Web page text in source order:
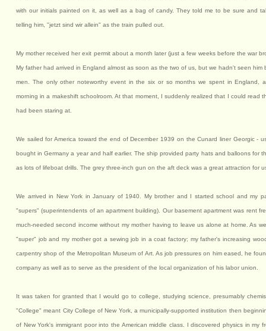
with our initials painted on it, as well as a bag of candy. They told me to be sure and
telling him, "jetzt sind wir allein" as the train pulled out.
My mother received her exit permit about a month later (just a few weeks before the war
My father had arrived in England almost as soon as the two of us, but we hadn't seen
men. The only other noteworthy event in the six or so months we spent in England,
morning in a makeshift schoolroom. At that moment, I suddenly realized that I could read
had been staring at.
We sailed for America toward the end of December 1939 on the Cunard liner Georgic -
bought in Germany a year and half earlier. The ship provided party hats and balloons for
as lots of lifeboat drills. The grey three-inch gun on the aft deck was a great attraction for
We arrived in New York in January of 1940. My brother and I started school and my
"supers" (superintendents of an apartment building). Our basement apartment was rent
much-needed second income without my mother having to leave us alone at home. As
"super" job and my mother got a sewing job in a coat factory; my father's increasing
carpentry shop of the Metropolitan Museum of Art. As job pressures on him eased, he
company as well as to serve as the president of the local organization of his labor union.
It was taken for granted that I would go to college, studying science, presumably
"College" meant City College of New York, a municipally-supported institution then
of New York's immigrant poor into the American middle class. I discovered physics in my